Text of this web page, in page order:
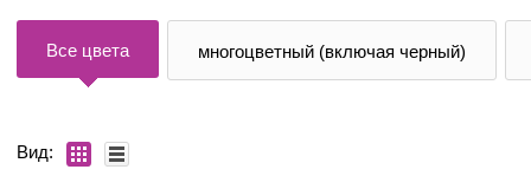
Все цвета многоцветный (включая черный)
Вид: